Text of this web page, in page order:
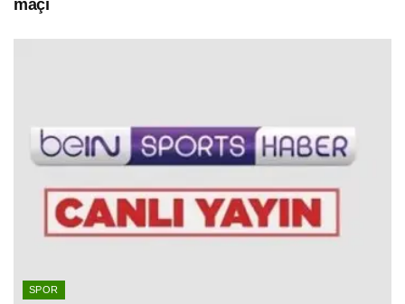
maçı
SPOR